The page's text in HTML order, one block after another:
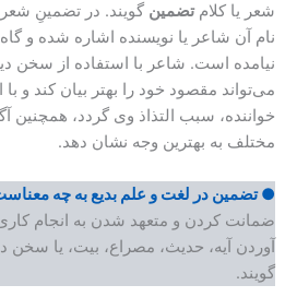
شعر یا کلامتضمین گویند. در تضمینِ
نام آن شاعر یا نویسنده اشاره شده و
نیامده است. شاعر با استفاده از سخن
می‌تواند مقصود خود را بهتر بیان کند و با
خواننده، سبب التذاذ وی گردد، همچنین
مختلف به بهترین وجه نشان دهد.
● تضمین در لغت و علم بدیع به چه
ضمانت کردن و متعهد شدن به انجام
آوردن آیه، حدیث، مصراع، بیت، یا سخن
گویند.